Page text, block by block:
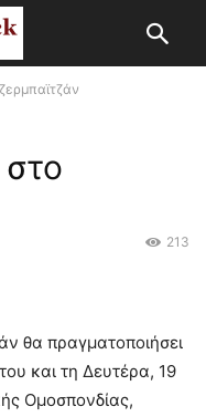
213
θα πραγματοποιήσει
και τη Δευτέρα, 19
Ομοσπονδίας,